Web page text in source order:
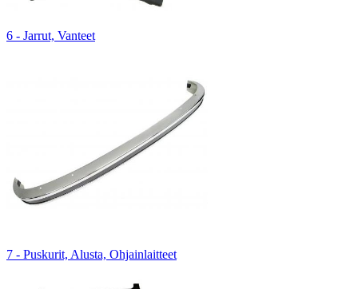
6 - Jarrut, Vanteet
7 - Puskurit, Alusta, Ohjainlaitteet